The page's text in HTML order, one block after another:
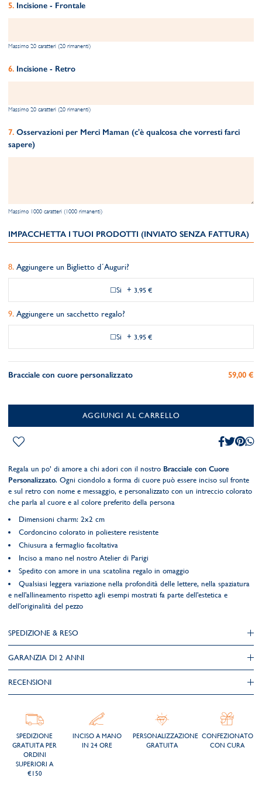
Incisione - Frontale
Massimo 20 caratteri (20 rimanenti)
Incisione - Retro
Massimo 20 caratteri (20 rimanenti)
Osservazioni per Merci Maman (c'è qualcosa che vorresti farci
sapere)
Massimo 1000 caratteri (1000 rimanenti)
IMPACCHETTA I TUOI PRODOTTI (INVIATO SENZA FATTURA)
Aggiungere un Biglietto d´Auguri?
Si + 3,95 €
Aggiungere un sacchetto regalo?
Si + 3,95 €
Bracciale con cuore personalizzato 59,00 €
AGGIUNGI AL CARRELLO
Regala un po’ di amore a chi adori con il nostro Bracciale con Cuore
Personalizzato. Ogni ciondolo a forma di cuore può essere inciso sul fronte
e sul retro con nome e messaggio, e personalizzato con un intreccio colorato
che parla al cuore e al colore preferito della persona
Dimensioni charm: 2x2 cm
Cordoncino colorato in poliestere resistente
Chiusura a fermaglio facoltativa
Inciso a mano nel nostro Atelier di Parigi
Spedito con amore in una scatolina regalo in omaggio
Qualsiasi leggera variazione nella profondità delle lettere, nella spaziatura
e nell'allineamento rispetto agli esempi mostrati fa parte dell'estetica e
dell'originalità del pezzo
SPEDIZIONE & RESO
GARANZIA DI 2 ANNI
RECENSIONI
SPEDIZIONE
GRATUITA PER
ORDINI
SUPERIORI A
€150
INCISO A MANO
IN 24 ORE
PERSONALIZZAZIONE
GRATUITA
CONFEZIONATO
CON CURA